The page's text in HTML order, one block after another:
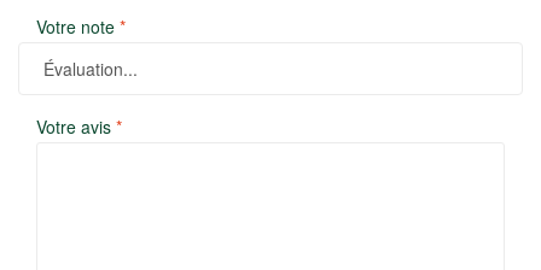
Votre note *
Votre avis *